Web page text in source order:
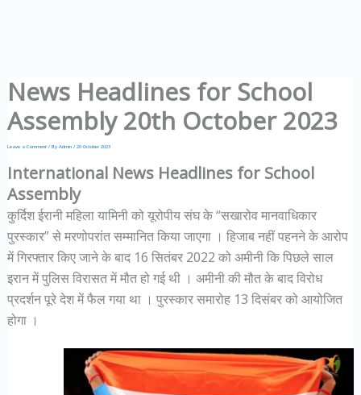
News Headlines for School
Assembly 20th October 2023
Leave a Comment / By Admin / 20 October 2023
International News Headlines for School
Assembly
कुर्दिश ईरानी महिला यामिनी को यूरोपीय संघ के “सखारोव मानवाधिकार
पुरस्कार” से मरणोपरांत सम्मानित किया जाएगा । हिजाब नहीं पहनने के आरोप
में गिरफ्तार किए जाने के बाद 16 सितंबर 2022 को अमीनी कि पिछले साल
इरान में पुलिस विरासत में मौत हो गई थी । अमीनी की मौत के बाद विरोध
प्रदर्शन पूरे देश में फैल गया था । पुरस्कार समारोह 13 दिसंबर को आयोजित
होगा ।